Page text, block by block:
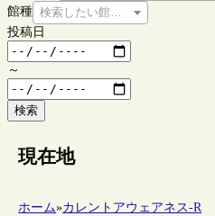
館種 検索したい館種を選択してくださ
投稿日
～
検索
現在地
ホーム»カレントアウェアネス-R